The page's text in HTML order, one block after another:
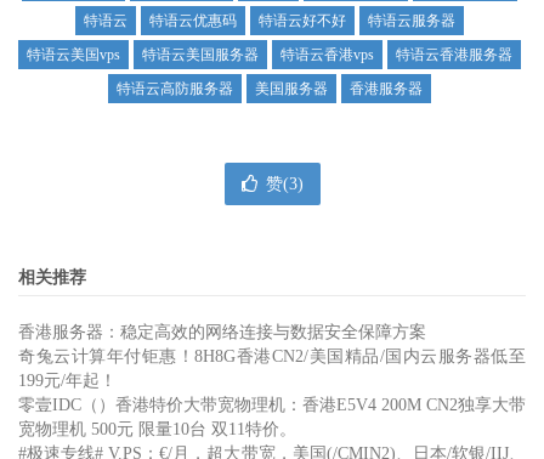
特语云
特语云优惠码 特语云好不好
特语云服务器
特语云美国vps
特语云美国服务器 特语云香港vps
特语云香港服务器
特语云高防服务器
美国服务器 香港服务器
赞(3)
相关推荐
香港服务器：稳定高效的网络连接与数据安全保障方案
奇兔云计算年付钜惠！8H8G香港CN2/美国精品/国内云服务器低至
199元/年起！
零壹IDC（）香港特价大带宽物理机：香港E5V4 200M CN2独享大带
宽物理机 500元 限量10台 双11特价。
#极速专线# V.PS：€/月，超大带宽，美国(/CMIN2)、日本/软银/IIJ、